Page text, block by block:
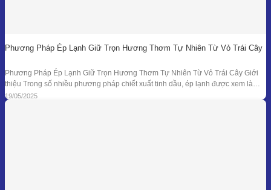
Phương Pháp Ép Lạnh Giữ Trọn Hương Thơm Tự Nhiên Từ Vỏ Trái Cây
Phương Pháp Ép Lạnh Giữ Trọn Hương Thơm Tự Nhiên Từ Vỏ Trái Cây Giới
thiệu Trong số nhiều phương pháp chiết xuất tinh dầu, ép lạnh được xem là
một trong những kỹ thuật đối với nguyên liệu đặc thù – đặc biệt là vỏ các loại
quả có mùi hương tươi mát như
19/05/2025